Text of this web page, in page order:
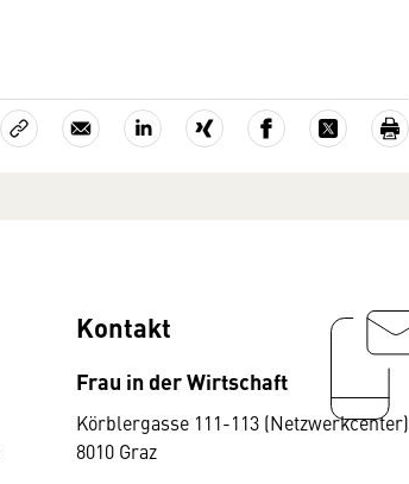
Kontakt
Frau in der Wirtschaft
Körblergasse 111-113 (Netzwerkcenter)
8010 Graz